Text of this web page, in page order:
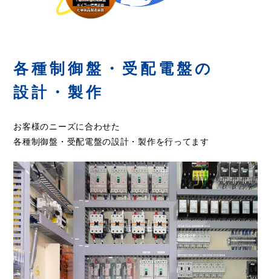
各種制御盤・受配電盤の
設計・製作
お客様のニーズに合わせた
各種制御盤・受配電盤の設計・製作を行ってます